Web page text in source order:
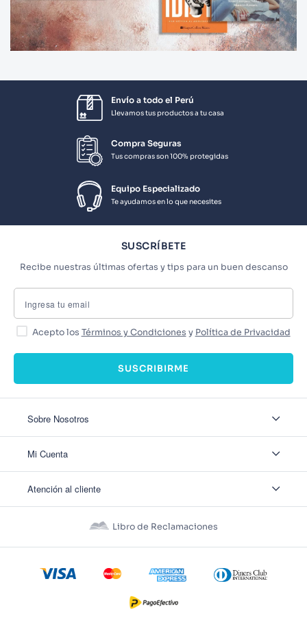
Envío a todo el Perú
Llevamos tus productos a tu casa
Compra Seguras
Tus compras son 100% protegidas
Equipo Especializado
Te ayudamos en lo que necesites
SUSCRÍBETE
Recibe nuestras últimas ofertas y tips para un buen descanso
Acepto los Términos y Condiciones y Política de Privacidad
SUSCRIBIRME
Sobre Nosotros
Nuestas tiendas
Mi Cuenta
Ver mis Pedidos
Recuperar Contraseña
Atención al cliente
Políticas de Privacidad
Políticas de Cookies
Términos y Condiciones Promos
Libro de Reclamaciones